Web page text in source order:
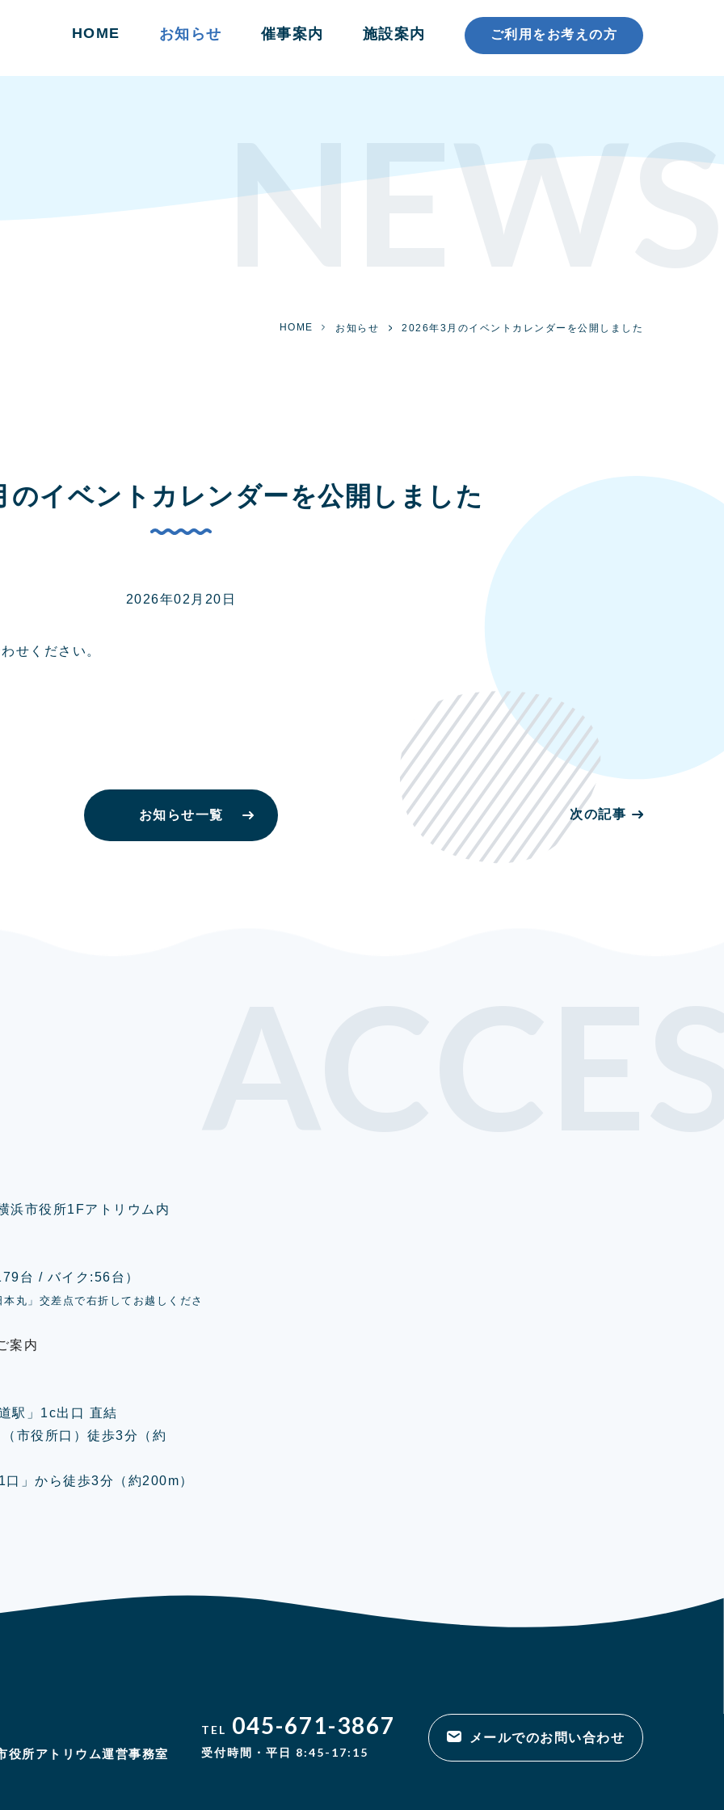
HOME お知らせ 催事案内 施設案内 ご利用をお考えの方
NEWS
HOME お知らせ 2026年3月のイベントカレンダーを公開しました
のイベントカレンダーを公開しました
2026年02月20日
せください。
次の記事
お知らせ一覧
浜市役所1Fアトリウム内
台 / バイク:56台）
丸」交差点で右折してお越しくださ
案内
駅」1c出口 直結
市役所口）徒歩3分（約
」から徒歩3分（約200m）
役所アトリウム運営事務室
TEL 045-671-3867
受付時間・平日 8:45-17:15
メールでのお問い合わせ